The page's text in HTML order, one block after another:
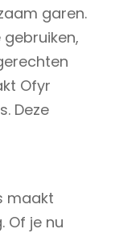
garen.
Ofyr
Deze
maakt
Of je nu